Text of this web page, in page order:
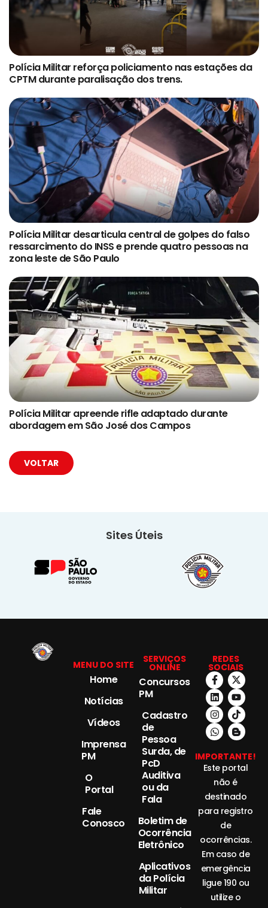
Polícia Militar reforça policiamento nas estações da
CPTM durante paralisação dos trens.
Polícia Militar desarticula central de golpes do falso
ressarcimento do INSS e prende quatro pessoas na
zona leste de São Paulo
Polícia Militar apreende rifle adaptado durante
abordagem em São José dos Campos
VOLTAR
Sites Úteis
MENU DO SITE
Home
Notícias
Vídeos
Imprensa
PM
O
Portal
Fale
Conosco
SERVIÇOS
ONLINE
Concursos
PM
Cadastro
de
Pessoa
Surda, de
PcD
Auditiva
ou da
Fala
Boletim de
Ocorrência
Eletrônico
Aplicativos
da Polícia
Militar
REDES
SOCIAIS
IMPORTANTE!
Este portal
não é
destinado
para registro
de
ocorrências.
Em caso de
emergência
ligue 190 ou
utilize o